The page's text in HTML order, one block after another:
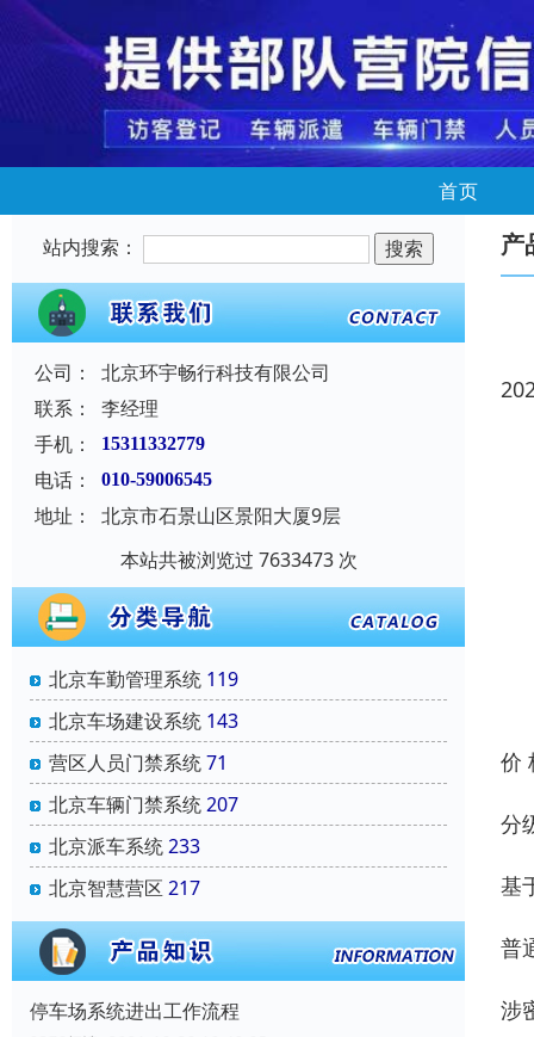
首页
站内搜索：
公司：
北京环宇畅行科技有限公司
联系：
李经理
手机：
15311332779
电话： 010-59006545
地址：
北京市石景山区景阳大厦9层
本站共被浏览过 7633473 次
北京车勤管理系统 119
北京车场建设系统 143
营区人员门禁系统71
北京车辆门禁系统207
北京派车系统233
北京智慧营区 217
停车场系统进出工作流程
产
价
分
基
普
涉